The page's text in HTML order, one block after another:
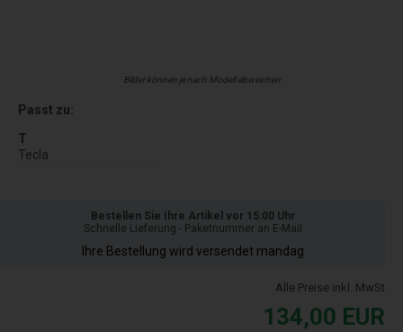
Bilder können je nach Modell abweichen
Passt zu:
T
Tecla
Bestellen Sie Ihre Artikel vor 15:00 Uhr
Schnelle Lieferung - Paketnummer an E-Mail
Ihre Bestellung wird versendet mandag
Alle Preise inkl. MwSt
134,00 EUR